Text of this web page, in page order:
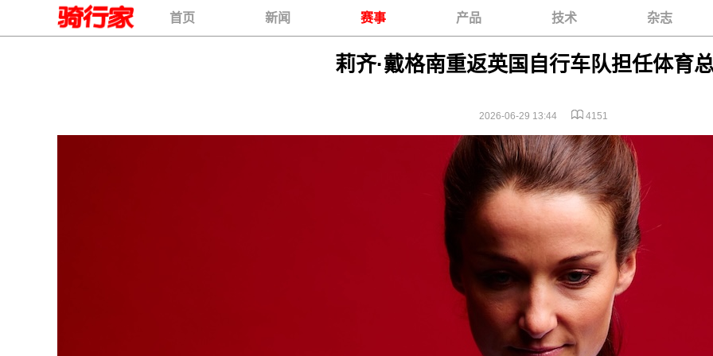
首页 新闻 赛事 产品 技术 杂志
莉齐·戴格南重返英国自行车队担任体育
2026-06-29 13:44 4151